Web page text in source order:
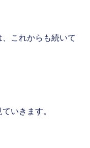
これからも続いて
いきます。